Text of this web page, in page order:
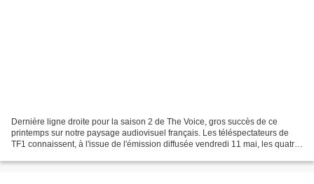
Dernière ligne droite pour la saison 2 de The Voice, gros succès de ce
printemps sur notre paysage audiovisuel français. Les téléspectateurs de
TF1 connaissent, à l'issue de l'émission diffusée vendredi 11 mai, les quatre